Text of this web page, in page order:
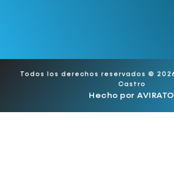
Todos los derechos reservados ©
Castro
Hecho porAVIRATO